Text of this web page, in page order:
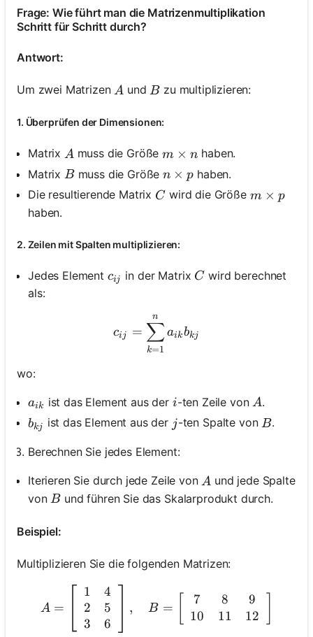
Frage: Wie führt man die Matrizenmultiplikation
Schritt für Schritt durch?
Antwort:
Um zwei Matrizen A
A und B
B zu multiplizieren:
1. Überprüfen der Dimensionen:
Matrix A
A muss die Größem \times n
m × n haben.
Matrix B
Bmuss die Größen \times p
n × p haben.
Die resultierende Matrix C
C wird die Größe m \times p
m × p
haben.
2. Zeilen mit Spalten multiplizieren:
Jedes Element c_{i j}
cij in der Matrix C
C wird berechnet
als:
c_{i j}=\sum_{k=1}^n
cij =
k=1
∑
n
aikbkj
wo:
a_{i k}
aik ist das Element aus der i
i-ten Zeile von A
A.
b_{k j}
bkj ist das Element aus der jj-ten Spalte von B
B.
Berechnen Sie jedes Element:
Iterieren Sie durch jede Zeile von A
A und jede Spalte
von B
B und führen Sie das Skalarprodukt durch.
Beispiel:
Multiplizieren Sie die folgenden Matrizen:
A=\left[\begin{array}{ll}
A =
1
2
3
4
5
6
, B =
7
10
8
11
9
12